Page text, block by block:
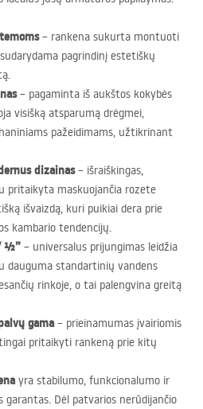
– rankena sukurta montuoti
pagrindinį estetiškų
– pagaminta iš aukštos kokybės
visišką atsparumą drėgmei,
pažeidimams, užtikrinant
dizainas– išraiškingas,
pritaikyta maskuojančia rozete
išvaizdą, kuri puikiai dera prie
kambario tendencijų.
½” – universalus prijungimas leidžia
dauguma standartinių vandens
rinkoje, o tai palengvina greitą
gama – prieinamumas įvairiomis
pritaikyti rankeną prie kitų
yra stabilumo, funkcionalumo ir
garantas. Dėl patvarios nerūdijančio